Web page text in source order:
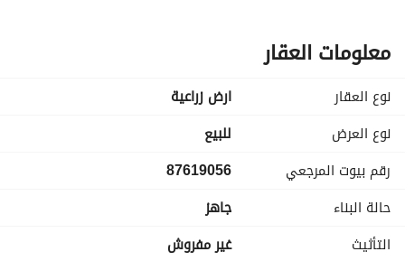
معلومات العقار
نوع العقار
ارض زراعية
نوع العرض
للبيع
رقم بيوت المرجعي
87619056
حالة البناء
جاهز
التأثيث
غير مفروش